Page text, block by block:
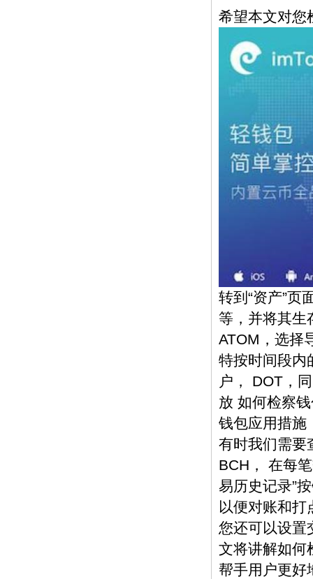
希望本文对您
转到“资产”页
等，并将其生
ATOM，选择
特按时间段内
户， DOT，
放 如何检察
钱包应用措施
有时我们需要
BCH， 在每
易历史记录”
以便对账和打
您还可以设置
文将讲解如何
帮手用户更好